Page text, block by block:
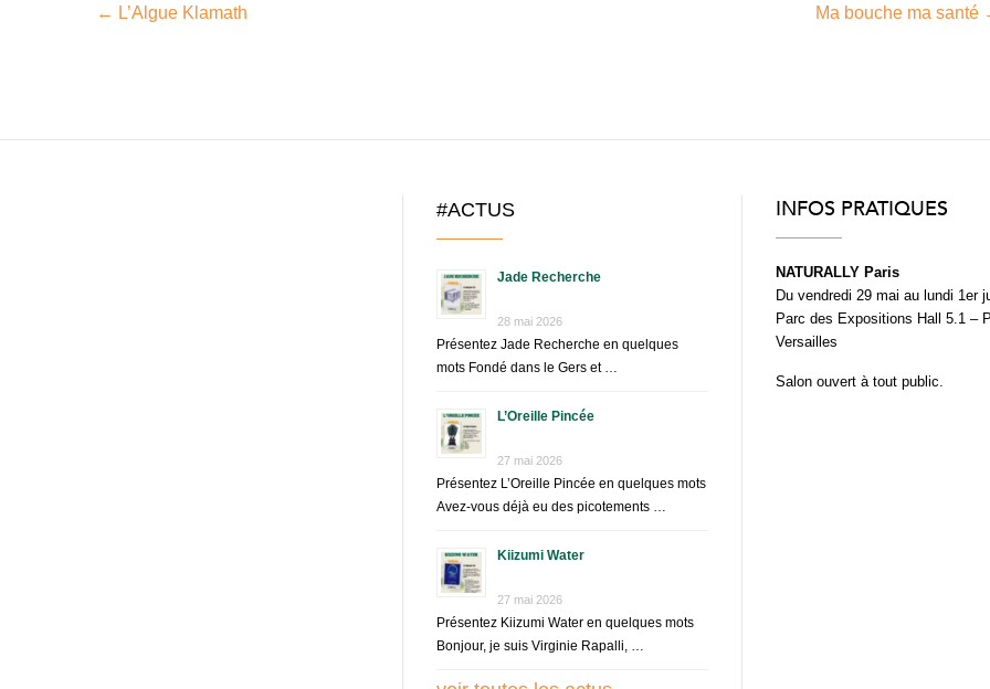
← L’Algue Klamath Ma bouche ma santé
#ACTUS
Jade Recherche
28 mai 2026
Présentez Jade Recherche en quelques
mots Fondé dans le Gers et …
L’Oreille Pincée
27 mai 2026
Présentez L’Oreille Pincée en quelques mots
Avez-vous déjà eu des picotements …
Kiizumi Water
27 mai 2026
Présentez Kiizumi Water en quelques mots
Bonjour, je suis Virginie Rapalli, …
INFOS PRATIQUES
NATURALLY Paris
Du vendredi 29 mai au lundi 1er
Parc des Expositions Hall 5.1 –
Versailles
Salon ouvert à tout public.